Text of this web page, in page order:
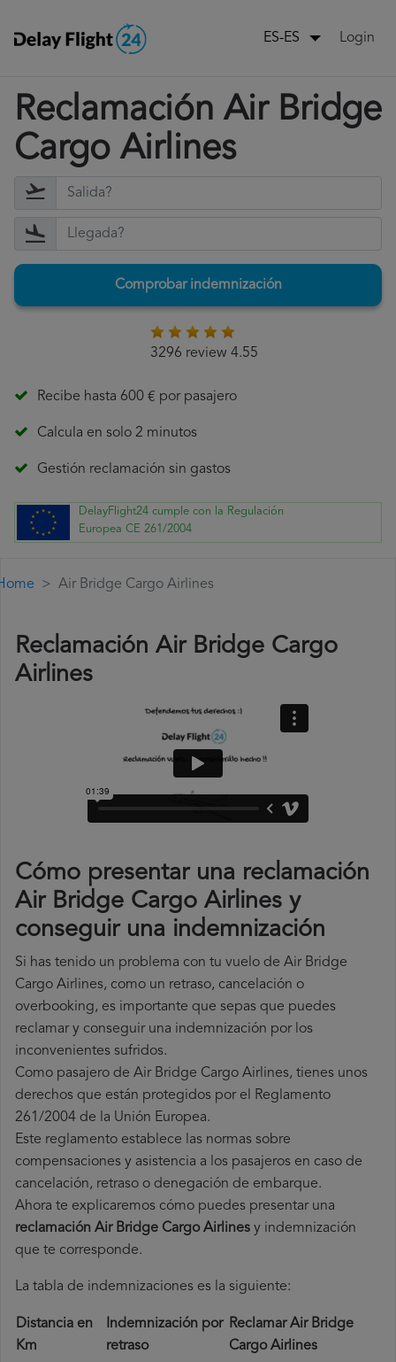
ES-ES Login
Reclamación Air Bridge
Cargo Airlines
Comprobar indemnización
3296 review 4.55
Recibe hasta 600 € por pasajero
Calcula en solo 2 minutos
Gestión reclamación sin gastos
DelayFlight24 cumple con la Regulación
Europea CE 261/2004
Air Bridge Cargo Airlines
Reclamación Air Bridge Cargo
Airlines
Cómo presentar una reclamación
Air Bridge Cargo Airlines y
conseguir una indemnización
Si has tenido un problema con tu vuelo de Air Bridge
Cargo Airlines, como un retraso, cancelación o
overbooking, es importante que sepas que puedes
reclamar y conseguir una indemnización por los
inconvenientes sufridos.
Como pasajero de Air Bridge Cargo Airlines, tienes unos
derechos que están protegidos por el Reglamento
261/2004 de la Unión Europea.
Este reglamento establece las normas sobre
compensaciones y asistencia a los pasajeros en caso de
cancelación, retraso o denegación de embarque.
Ahora te explicaremos cómo puedes presentar una
reclamación Air Bridge Cargo Airlines y indemnización
que te corresponde.
La tabla de indemnizaciones es la siguiente:
Distancia en
Km
Indemnización por
retraso
Reclamar Air Bridge
Cargo Airlines